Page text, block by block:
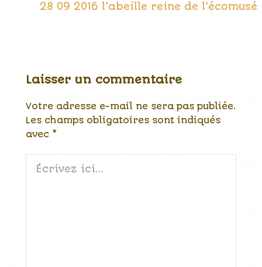
28 09 2016 l’abeille reine de l’écomusé
Laisser un commentaire
Votre adresse e-mail ne sera pas publiée.
Les champs obligatoires sont indiqués
avec *
ici…